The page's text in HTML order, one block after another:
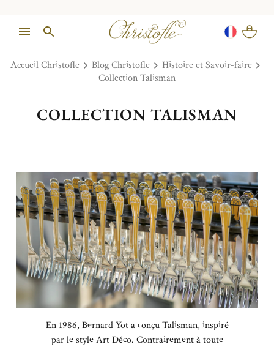
Accueil Christofle Blog Christofle
Histoire et Savoir-faire
Collection Talisman
COLLECTION TALISMAN
En 1986, Bernard Yot a conçu Talisman, inspiré
par le style Art Déco. Contrairement à toute